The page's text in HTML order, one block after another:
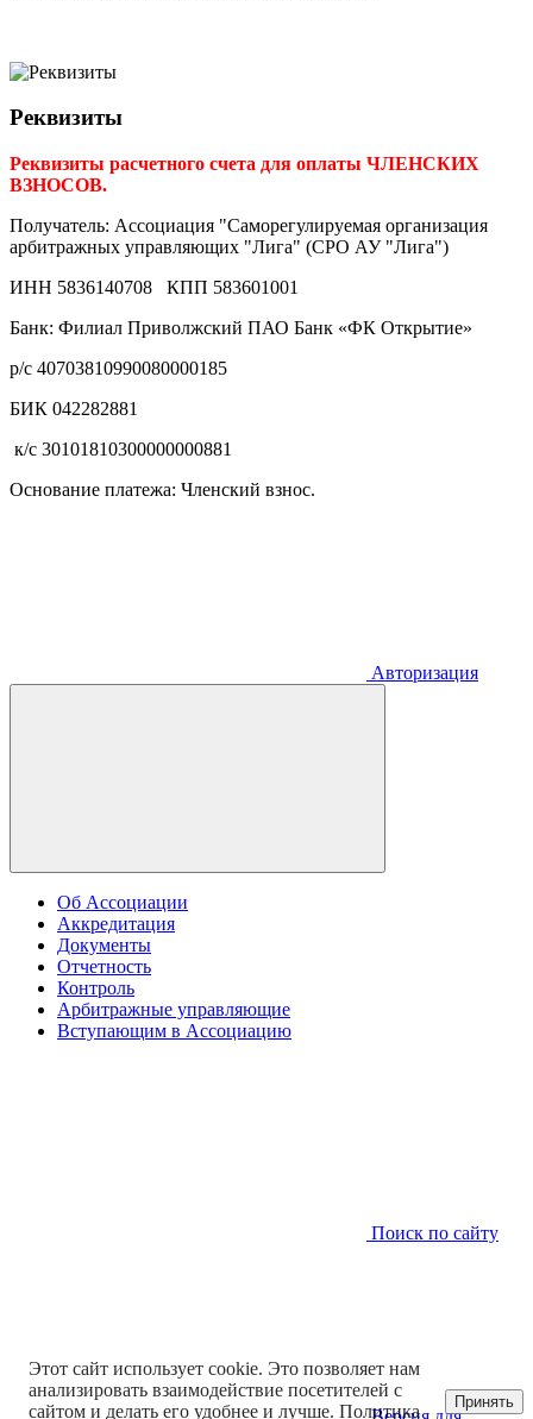
Реквизиты
Реквизиты расчетного счета для оплаты ЧЛЕНСКИХ
ВЗНОСОВ.
Получатель: Ассоциация "Саморегулируемая организация
арбитражных управляющих "Лига" (СРО АУ "Лига")
ИНН 5836140708 КПП 583601001
Банк: Филиал Приволжский ПАО Банк «ФК Открытие»
р/с 40703810990080000185
БИК 042282881
к/с 30101810300000000881
Основание платежа: Членский взнос.
Авторизация
Об Ассоциации
Аккредитация
Документы
Отчетность
Контроль
Арбитражные управляющие
Вступающим в Ассоциацию
Поиск по сайту
Этот сайт использует cookie. Это позволяет нам
анализировать взаимодействие посетителей с
сайтом и делать его удобнее и лучше.Политика Принять